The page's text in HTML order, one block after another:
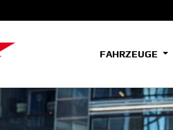
FAHRZEUGE